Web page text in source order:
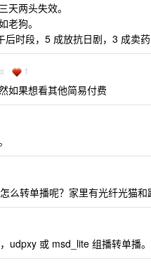
天两头失效。
老狗。
时段，5 成放抗日剧，3 成卖药
1
如果想看其他简易付费
么转单播呢？家里有光纤光猫和
udpxy 或 msd_lite 组播转单播